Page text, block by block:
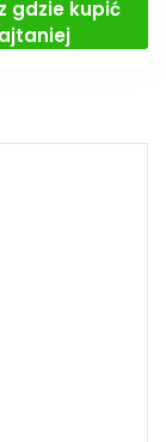
gdzie kupić